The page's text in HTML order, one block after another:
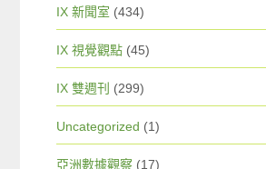
IX 新聞室 (434)
IX 視覺觀點 (45)
IX 雙週刊 (299)
Uncategorized (1)
亞洲數據觀察 (17)